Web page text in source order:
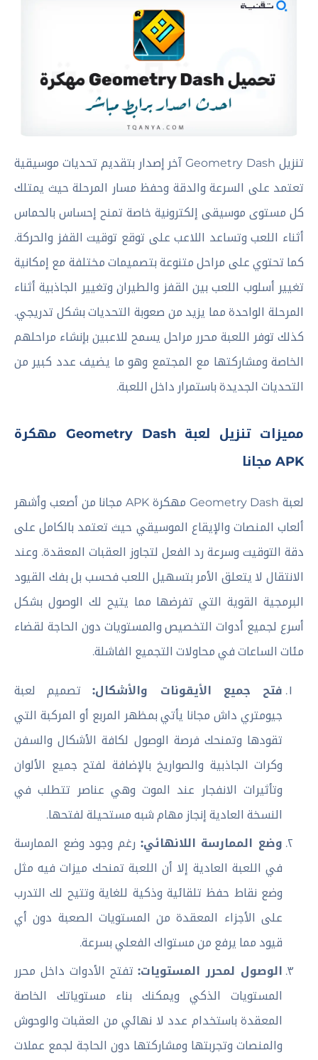
تنزيل Geometry Dash آخر إصدار بتقديم تحديات موسيقية
تعتمد على السرعة والدقة وحفظ مسار المرحلة حيث يمتلك
كل مستوى موسيقى إلكترونية خاصة تمنح إحساس بالحماس
أثناء اللعب وتساعد اللاعب على توقع توقيت القفز والحركة.
كما تحتوي على مراحل متنوعة بتصميمات مختلفة مع إمكانية
تغيير أسلوب اللعب بين القفز والطيران وتغيير الجاذبية أثناء
المرحلة الواحدة مما يزيد من صعوبة التحديات بشكل تدريجي.
كذلك توفر اللعبة محرر مراحل يسمح للاعبين بإنشاء مراحلهم
الخاصة ومشاركتها مع المجتمع وهو ما يضيف عدد كبير من
التحديات الجديدة باستمرار داخل اللعبة.
مميزات تنزيل لعبة Geometry Dash مهكرة
APK مجانا
لعبة Geometry Dash مهكرة APK مجانا من أصعب وأشهر
ألعاب المنصات والإيقاع الموسيقي حيث تعتمد بالكامل على
دقة التوقيت وسرعة رد الفعل لتجاوز العقبات المعقدة. وعند
الانتقال لا يتعلق الأمر بتسهيل اللعب فحسب بل بفك القيود
البرمجية القوية التي تفرضها مما يتيح لك الوصول بشكل
أسرع لجميع أدوات التخصيص والمستويات دون الحاجة لقضاء
مئات الساعات في محاولات التجميع الفاشلة.
فتح جميع الأيقونات والأشكال:تصميم لعبة
جيومتري داش مجانا يأتي بمظهر المربع أو المركبة التي
تقودها وتمنحك فرصة الوصول لكافة الأشكال والسفن
وكرات الجاذبية والصواريخ بالإضافة لفتح جميع الألوان
وتأثيرات الانفجار عند الموت وهي عناصر تتطلب في
النسخة العادية إنجاز مهام شبه مستحيلة لفتحها.
وضع الممارسة اللانهائي: رغم وجود وضع الممارسة
في اللعبة العادية إلا أن اللعبة تمنحك ميزات فيه مثل
وضع نقاط حفظ تلقائية وذكية للغاية وتتيح لك التدرب
على الأجزاء المعقدة من المستويات الصعبة دون أي
قيود مما يرفع من مستواك الفعلي بسرعة.
الوصول لمحرر المستويات:تفتح الأدوات داخل محرر
المستويات الذكي ويمكنك بناء مستوياتك الخاصة
المعقدة باستخدام عدد لا نهائي من العقبات والوحوش
والمنصات وتجربتها ومشاركتها دون الحاجة لجمع عملات